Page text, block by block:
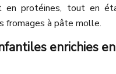
en protéines, tout en
fromages à pâte molle.
enrichies